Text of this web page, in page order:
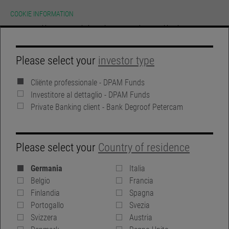
COOKIE INFORMATION
We use cookies on our website.To learn more about cookies, how we use
you consent to our use of cookies in accordance with our cookie policy.
ACCEPT
Please select your investor type
Cliënte professionale - DPAM Funds
Investitore al dettaglio - DPAM Funds
Private Banking client - Bank Degroof Petercam
Please select your Country of residence
Germania
Belgio
Finlandia
Portogallo
Svizzera
Italia
Francia
Spagna
Svezia
Austria
HOMEPAGE
GLOSSARIO
GLOSSARIO
GLOSSARIO